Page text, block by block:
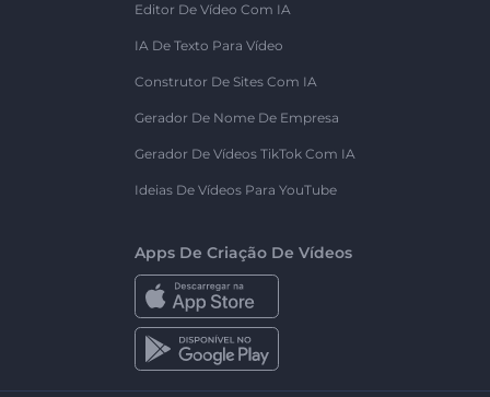
Editor De Vídeo Com IA
IA De Texto Para Vídeo
Construtor De Sites Com IA
Gerador De Nome De Empresa
Gerador De Vídeos TikTok Com IA
Ideias De Vídeos Para YouTube
Apps De Criação De Vídeos